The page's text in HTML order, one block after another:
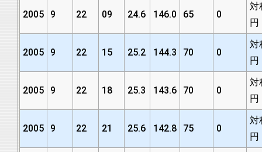
2005 9 22 09 24.6 146.0 65 0
対
円
2005 9 22 15 25.2 144.3 70 0
対
円
2005 9 22 18 25.3 143.6 70 0
対
円
2005 9 22 21 25.6 142.8 75 0
対
円